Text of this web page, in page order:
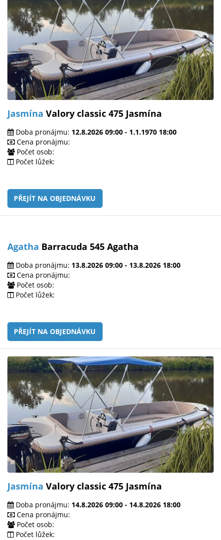
Jasmína Valory classic 475 Jasmína
Doba pronájmu: 12.8.2026 09:00 - 1.1.1970 18:00
Cena pronájmu:
Počet osob:
Počet lůžek:
PŘEJÍT NA OBJEDNÁVKU
Agatha Barracuda 545 Agatha
Doba pronájmu: 13.8.2026 09:00 - 13.8.2026 18:00
Cena pronájmu:
Počet osob:
Počet lůžek:
PŘEJÍT NA OBJEDNÁVKU
Jasmína Valory classic 475 Jasmína
Doba pronájmu: 14.8.2026 09:00 - 14.8.2026 18:00
Cena pronájmu:
Počet osob:
Počet lůžek: